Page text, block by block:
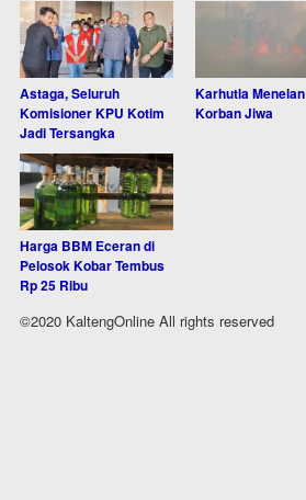
Astaga, Seluruh
Komisioner KPU Kotim
Jadi Tersangka
Karhutla Menelan
Korban Jiwa
Harga BBM Eceran di
Pelosok Kobar Tembus
Rp 25 Ribu
©2020 KaltengOnline All rights reserved